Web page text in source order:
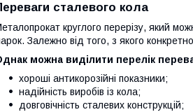
сталевого кола
круглого перерізу, який
Залежно від того, з якого
можна виділити перелік
хороші антикорозійні показники;
надійність виробів із кола;
довговічність сталевих конструкцій;